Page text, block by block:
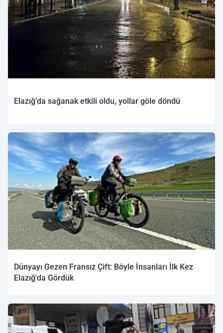
Elazığ’da sağanak etkili oldu, yollar göle döndü
Dünyayı Gezen Fransız Çift: Böyle İnsanları İlk Kez
Elazığ'da Gördük